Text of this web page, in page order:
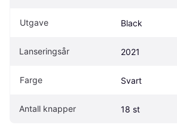
Utgave Black
Lanseringsår 2021
Farge Svart
Antall knapper 18 st